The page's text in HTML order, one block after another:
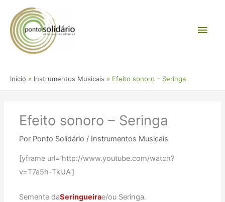
para
conteúdo
Início Instrumentos Musicais Efeito sonoro – Seringa
Efeito sonoro – Seringa
Por Ponto Solidário / Instrumentos Musicais
[yframe url=’http://www.youtube.com/watch?
v=T7a5h-TkiJA’]
Semente daSeringueirae/ou Seringa.